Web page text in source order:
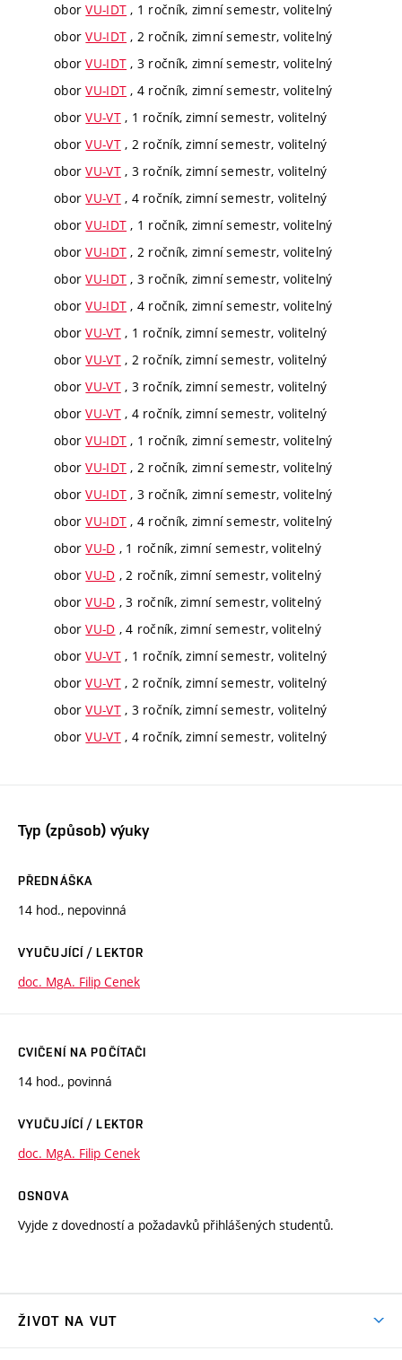
oborVU-IDT , 1 ročník, zimní semestr, volitelný
oborVU-IDT , 2 ročník, zimní semestr, volitelný
oborVU-IDT , 3 ročník, zimní semestr, volitelný
oborVU-IDT , 4 ročník, zimní semestr, volitelný
oborVU-VT, 1 ročník, zimní semestr, volitelný
oborVU-VT, 2 ročník, zimní semestr, volitelný
oborVU-VT, 3 ročník, zimní semestr, volitelný
oborVU-VT, 4 ročník, zimní semestr, volitelný
oborVU-IDT , 1 ročník, zimní semestr, volitelný
oborVU-IDT , 2 ročník, zimní semestr, volitelný
oborVU-IDT , 3 ročník, zimní semestr, volitelný
oborVU-IDT , 4 ročník, zimní semestr, volitelný
oborVU-VT, 1 ročník, zimní semestr, volitelný
oborVU-VT, 2 ročník, zimní semestr, volitelný
oborVU-VT, 3 ročník, zimní semestr, volitelný
oborVU-VT, 4 ročník, zimní semestr, volitelný
oborVU-IDT , 1 ročník, zimní semestr, volitelný
oborVU-IDT , 2 ročník, zimní semestr, volitelný
oborVU-IDT , 3 ročník, zimní semestr, volitelný
oborVU-IDT , 4 ročník, zimní semestr, volitelný
oborVU-D , 1 ročník, zimní semestr, volitelný
oborVU-D , 2 ročník, zimní semestr, volitelný
oborVU-D , 3 ročník, zimní semestr, volitelný
oborVU-D , 4 ročník, zimní semestr, volitelný
oborVU-VT, 1 ročník, zimní semestr, volitelný
oborVU-VT, 2 ročník, zimní semestr, volitelný
oborVU-VT, 3 ročník, zimní semestr, volitelný
oborVU-VT, 4 ročník, zimní semestr, volitelný
Typ (způsob) výuky
PŘEDNÁŠKA
14 hod., nepovinná
VYUČUJÍCÍ / LEKTOR
doc. MgA. Filip Cenek
CVIČENÍ NA POČÍTAČI
14 hod., povinná
VYUČUJÍCÍ / LEKTOR
doc. MgA. Filip Cenek
OSNOVA
Vyjde z dovedností a požadavků přihlášených studentů.
ŽIVOT NA VUT